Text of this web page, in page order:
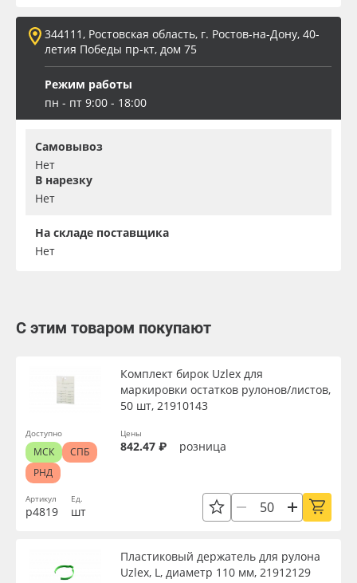
344111, Ростовская область, г. Ростов-на-Дону, 40-
летия Победы пр-кт, дом 75
Режим работы
пн - пт 9:00 - 18:00
Самовывоз
Нет
В нарезку
Нет
На складе поставщика
Нет
С этим товаром покупают
Артикул
р4819
Комплект бирок Uzlex для
маркировки остатков рулонов/листов,
50 шт, 21910143
Ед.
шт
Цены
842.47 ₽ розница
Доступно
МСК
СПБ
РНД
Пластиковый держатель для рулона
Uzlex, L, диаметр 110 мм, 21912129